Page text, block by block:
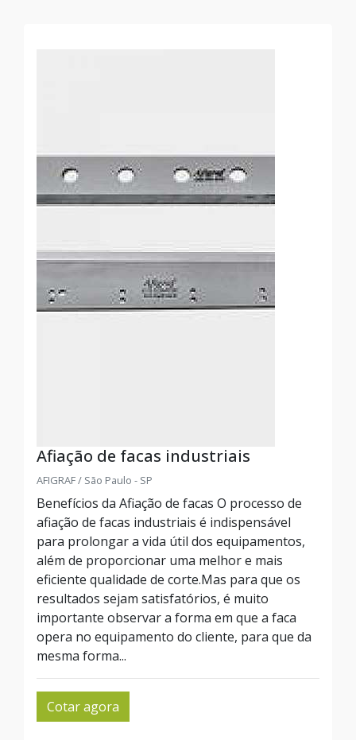
Afiação de facas industriais
AFIGRAF / São Paulo - SP
Benefícios da Afiação de facas O processo de
afiação de facas industriais é indispensável
para prolongar a vida útil dos equipamentos,
além de proporcionar uma melhor e mais
eficiente qualidade de corte.Mas para que os
resultados sejam satisfatórios, é muito
importante observar a forma em que a faca
opera no equipamento do cliente, para que da
mesma forma...
Cotar agora